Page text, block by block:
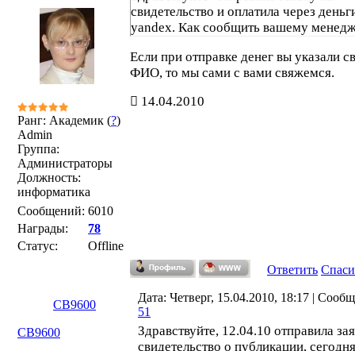
Ранг: Академик (?)
Admin
Группа:
Администраторы
Должность:
информатика
Сообщений: 6010
Награды:
78
Статус:
Offline
свидетельство и оплатила через
yandex. Как сообщить вашему
Если при отправке денег вы указали
ФИО, то мы сами с вами свяжемся.
14.04.2010
Ответить
СВ9600
Дата: Четверг, 15.04.2010, 18:17 |
51
СВ9600
Здравствуйте, 12.04.10 отправила
свидетельство о публикации, сегодня